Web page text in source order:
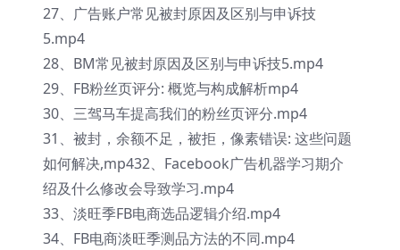
27、广告账户常见被封原因及区别与申诉技
5.mp4
28、BM常见被封原因及区别与申诉技5.mp4
29、FB粉丝页评分: 概览与构成解析mp4
30、三驾马车提高我们的粉丝页评分.mp4
31、被封，余额不足，被拒，像素错误: 这些问题
如何解决,mp432、Facebook广告机器学习期介
绍及什么修改会导致学习.mp4
33、淡旺季FB电商选品逻辑介绍.mp4
34、FB电商淡旺季测品方法的不同.mp4